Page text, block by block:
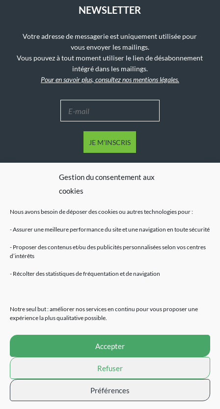
Gestion du consentement aux
cookies
Nous avons besoin de déposer des cookies ou autres technologies pour :
- Assurer une meilleure performance du site et une navigation en toute sécurité
- Proposer des contenus et/ou des publicités personnalisées selon vos centres
d’intérêts
- Récolter des statistiques de fréquentation et de navigation
Notre seul but : améliorer nos services en continu pour vous proposer une
expérience la plus qualitative possible.
Accepter
Refuser
Préférences
NEWSLETTER
Votre adresse de messagerie est uniquement utilisée pour
vous envoyer les mailings.
Vous pouvez à tout moment utiliser le lien de désabonnement
intégré dans les mailings.
Pour en savoir plus, consultez nos mentions légales.
Mentions légales
Huiles de CBD
Extraction CBD
Cosmétiques
Alimentation naturelle
Devenir revendeur
Contact